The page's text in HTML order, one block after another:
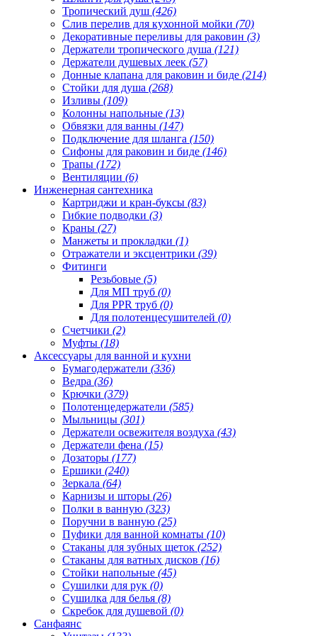
Тропический душ (426)
Слив перелив для кухонной мойки (70)
Декоративные переливы для раковин (3)
Держатели тропического душа (121)
Держатели душевых леек (57)
Донные клапана для раковин и биде (214)
Стойки для душа (268)
Изливы (109)
Колонны напольные (13)
Обвязки для ванны (147)
Подключение для шланга (150)
Сифоны для раковин и биде (146)
Трапы (172)
Вентиляции (6)
Инженерная сантехника
Картриджи и кран-буксы (83)
Гибкие подводки (3)
Краны (27)
Манжеты и прокладки (1)
Отражатели и эксцентрики (39)
Фитинги
Резьбовые (5)
Для МП труб (0)
Для PPR труб (0)
Для полотенцесушителей (0)
Счетчики (2)
Муфты (18)
Аксессуары для ванной и кухни
Бумагодержатели (336)
Ведра (36)
Крючки (379)
Полотенцедержатели (585)
Мыльницы (301)
Держатели освежителя воздуха (43)
Держатели фена (15)
Дозаторы (177)
Ершики (240)
Зеркала (64)
Карнизы и шторы (26)
Полки в ванную (323)
Поручни в ванную (25)
Пуфики для ванной комнаты (10)
Стаканы для зубных щеток (252)
Стаканы для ватных дисков (16)
Стойки напольные (45)
Сушилки для рук (0)
Сушилка для белья (8)
Скребок для душевой (0)
Санфаянс